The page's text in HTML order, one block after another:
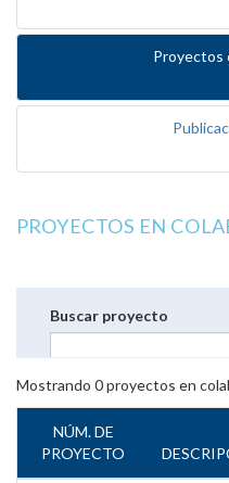
Proyectos
PROYECTOS EN
Buscar proyecto
Mostrando 0proyectos en
NÚM. DE
PROYECTO